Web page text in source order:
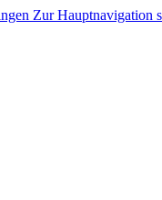
Zur Hauptnavigation